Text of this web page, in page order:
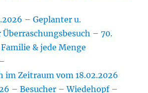
– Geplanter u.
– 70.
& jede Menge
im Zeitraum vom 18.02.2026
– Besucher – Wiedehopf –